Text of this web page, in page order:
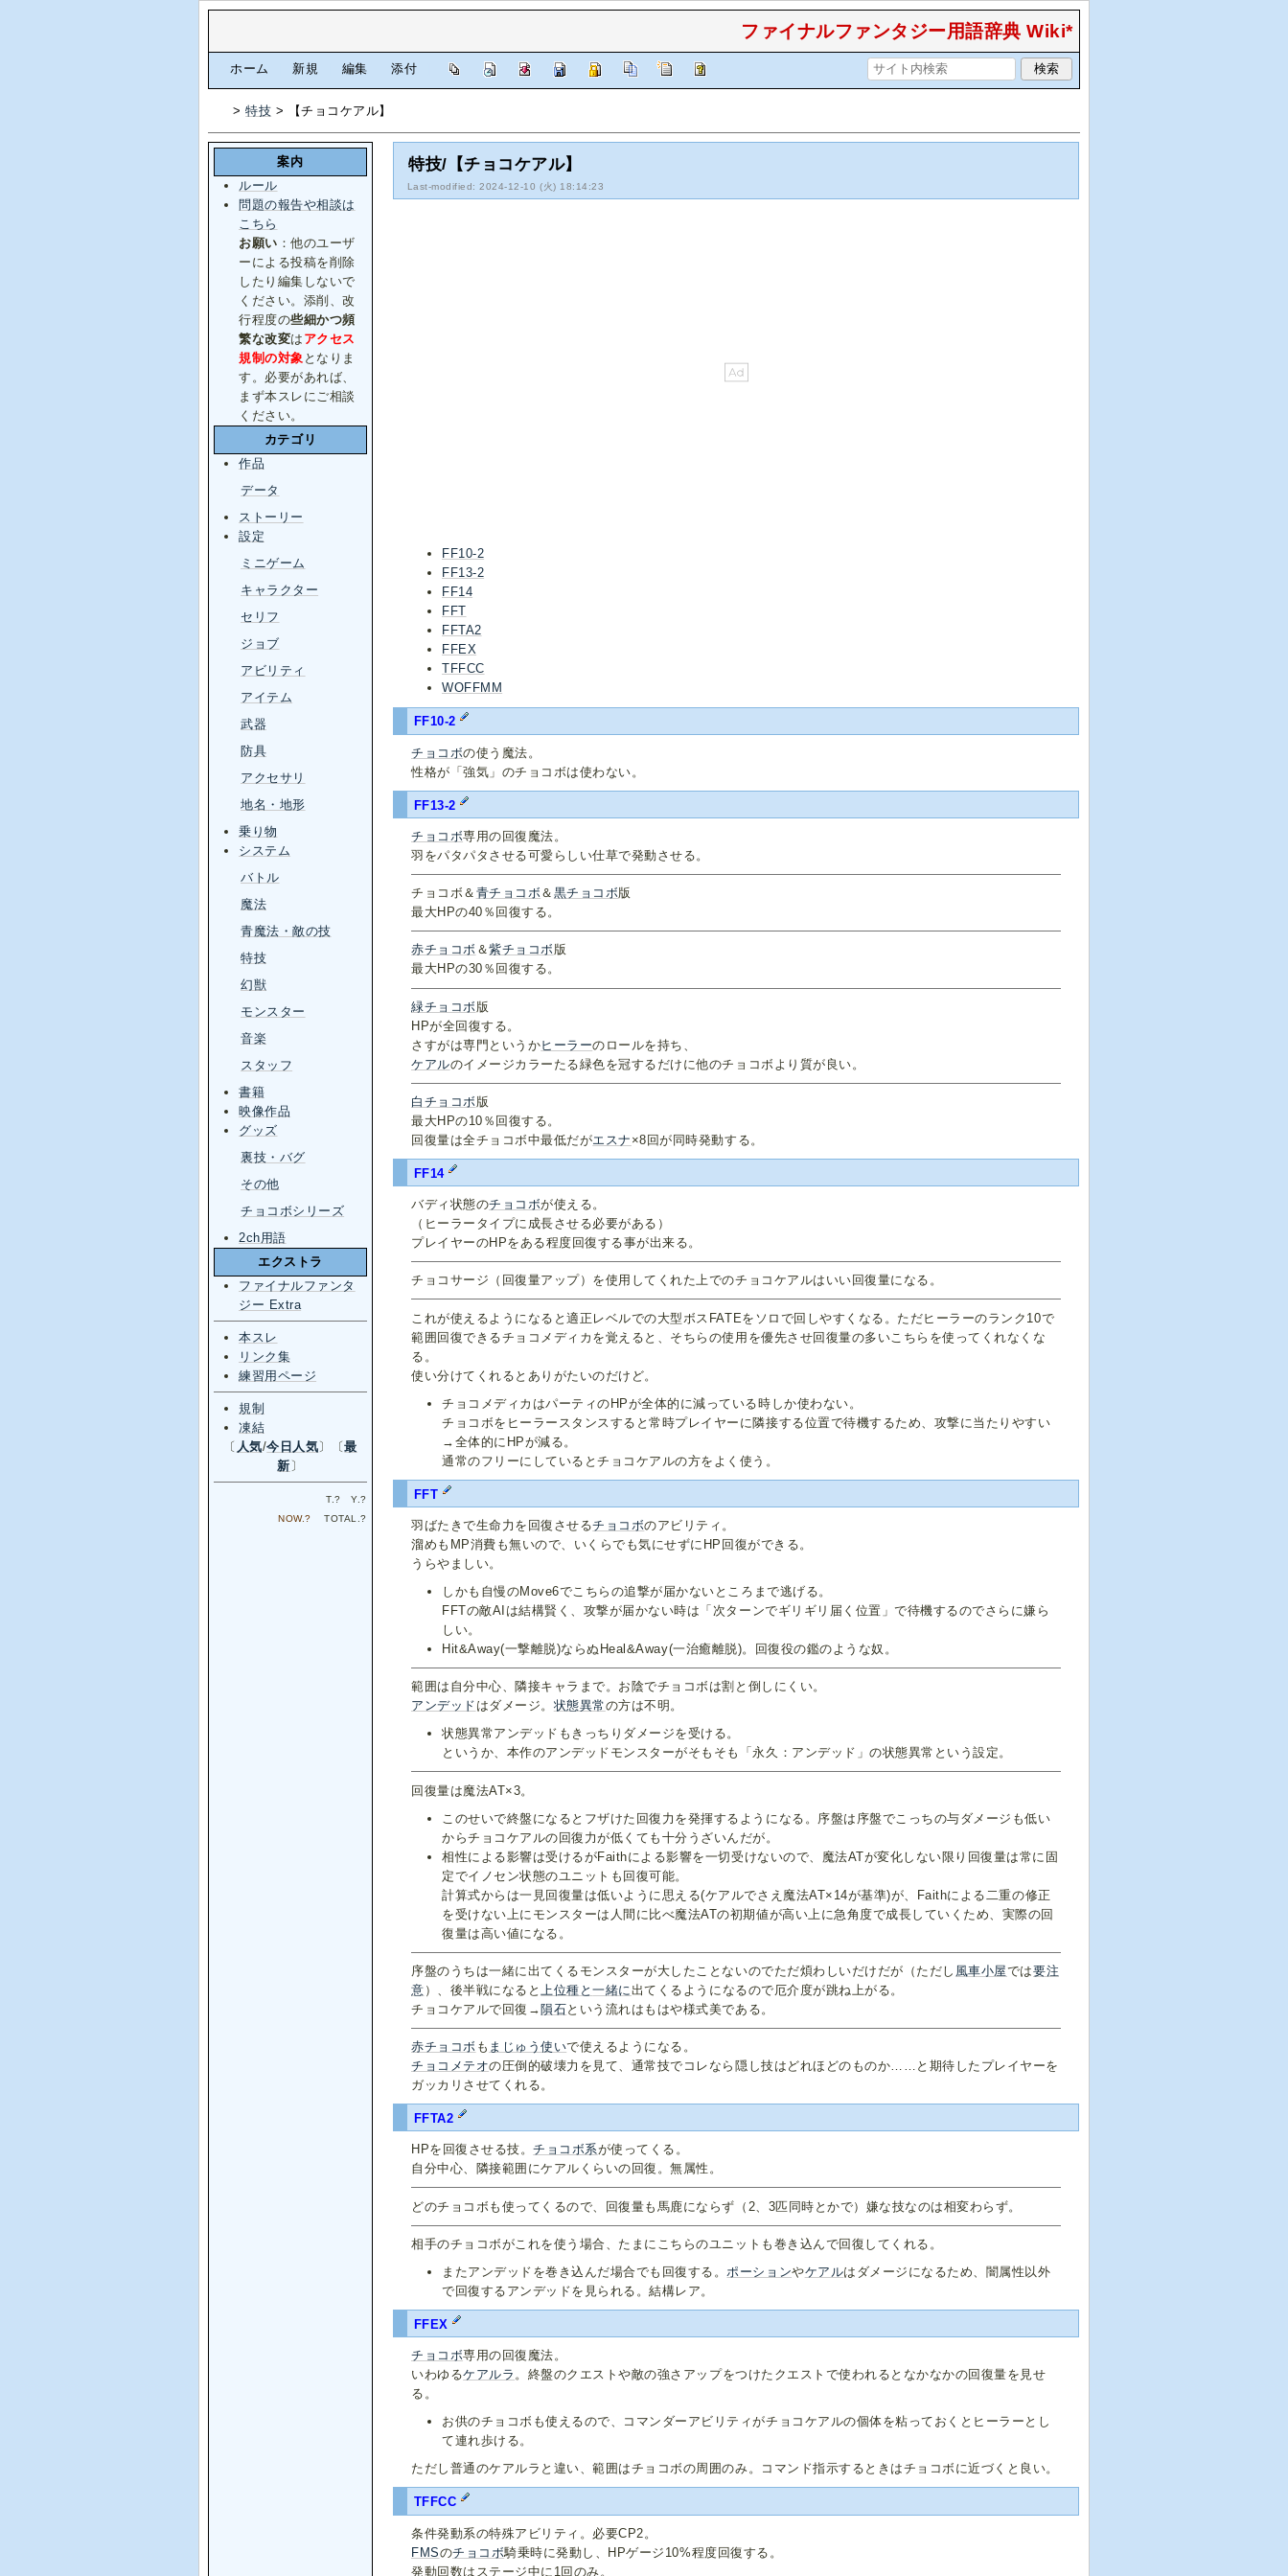
ファイナルファンタジー用語辞典 Wiki*
ホーム 新規 編集 添付
>特技 > 【チョコケアル】
特技/【チョコケアル】
Last-modified: 2024-12-10 (火) 18:14:23
FF10-2
FF13-2
FF14
FFT
FFTA2
FFEX
TFFCC
WOFFMM
FF10-2
チョコボの使う魔法。
性格が「強気」のチョコボは使わない。
FF13-2
チョコボ専用の回復魔法。
羽をパタパタさせる可愛らしい仕草で発動させる。
チョコボ＆ 青チョコボ＆ 黒チョコボ版
最大HPの40％回復する。
赤チョコボ ＆紫チョコボ 版
最大HPの30％回復する。
緑チョコボ 版
HPが全回復する。
さすがは専門というかヒーラーのロールを持ち、
ケアルのイメージカラーたる緑色を冠するだけに他のチョコボより質が良い。
白チョコボ 版
最大HPの10％回復する。
回復量は全チョコボ中最低だがエスナ ×8回が同時発動する。
FF14
バディ状態のチョコボが使える。
（ヒーラータイプに成長させる必要がある）
プレイヤーのHPをある程度回復する事が出来る。
チョコサージ（回復量アップ）を使用してくれた上でのチョコケアルはいい回復量になる。
これが使えるようになると適正レベルでの大型ボスFATEをソロで回しやすくなる。ただヒーラーのランク10で
範囲回復できるチョコメディカを覚えると、そちらの使用を優先させ回復量の多いこちらを使ってくれなくな
る。
使い分けてくれるとありがたいのだけど。
チョコメディカはパーティのHPが全体的に減っている時しか使わない。
チョコボをヒーラースタンスすると常時プレイヤーに隣接する位置で待機するため、攻撃に当たりやすい
→全体的にHPが減る。
通常のフリーにしているとチョコケアルの方をよく使う。
FFT
羽ばたきで生命力を回復させるチョコボのアビリティ。
溜めもMP消費も無いので、いくらでも気にせずにHP回復ができる。
うらやましい。
しかも自慢のMove6でこちらの追撃が届かないところまで逃げる。
FFTの敵AIは結構賢く、攻撃が届かない時は「次ターンでギリギリ届く位置」で待機するのでさらに嫌ら
しい。
Hit&Away(一撃離脱)ならぬHeal&Away(一治癒離脱)。回復役の鑑のような奴。
範囲は自分中心、隣接キャラまで。お陰でチョコボは割と倒しにくい。
アンデッド はダメージ。 状態異常の方は不明。
状態異常アンデッドもきっちりダメージを受ける。
というか、本作のアンデッドモンスターがそもそも「永久：アンデッド」の状態異常という設定。
回復量は魔法AT×3。
このせいで終盤になるとフザけた回復力を発揮するようになる。序盤は序盤でこっちの与ダメージも低い
からチョコケアルの回復力が低くても十分うざいんだが。
相性による影響は受けるがFaithによる影響を一切受けないので、魔法ATが変化しない限り回復量は常に固
定でイノセン状態のユニットも回復可能。
計算式からは一見回復量は低いように思える(ケアルでさえ魔法AT×14が基準)が、Faithによる二重の修正
を受けない上にモンスターは人間に比べ魔法ATの初期値が高い上に急角度で成長していくため、実際の回
復量は高い値になる。
序盤のうちは一緒に出てくるモンスターが大したことないのでただ煩わしいだけだが（ただし 風車小屋では要注
意 ）、後半戦になると 上位種と一緒に 出てくるようになるので厄介度が跳ね上がる。
チョコケアルで回復→ 隕石という流れはもはや様式美である。
赤チョコボ も まじゅう使いで使えるようになる。
チョコメテオの圧倒的破壊力を見て、通常技でコレなら隠し技はどれほどのものか……と期待したプレイヤーを
ガッカリさせてくれる。
FFTA2
HPを回復させる技。チョコボ系が使ってくる。
自分中心、隣接範囲にケアルくらいの回復。無属性。
どのチョコボも使ってくるので、回復量も馬鹿にならず（2、3匹同時とかで）嫌な技なのは相変わらず。
相手のチョコボがこれを使う場合、たまにこちらのユニットも巻き込んで回復してくれる。
またアンデッドを巻き込んだ場合でも回復する。 ポーションやケアルはダメージになるため、闇属性以外
で回復するアンデッドを見られる。結構レア。
FFEX
チョコボ専用の回復魔法。
いわゆるケアルラ 。終盤のクエストや敵の強さアップをつけたクエストで使われるとなかなかの回復量を見せ
る。
お供のチョコボも使えるので、コマンダーアビリティがチョコケアルの個体を粘っておくとヒーラーとし
て連れ歩ける。
ただし普通のケアルラと違い、範囲はチョコボの周囲のみ。コマンド指示するときはチョコボに近づくと良い。
TFFCC
条件発動系の特殊アビリティ。必要CP2。
FMSのチョコボ騎乗時に発動し、HPゲージ10%程度回復する。
発動回数はステージ中に1回のみ。
案内
ルール
問題の報告や相談は
こちら
お願い ：他のユーザ
ーによる投稿を削除
したり編集しないで
ください。添削、改
行程度の些細かつ頻
繁な改変は アクセス
規制の対象 となりま
す。必要があれば、
まず本スレにご相談
ください。
カテゴリ
作品
データ
ストーリー
設定
ミニゲーム
キャラクター
セリフ
ジョブ
アビリティ
アイテム
武器
防具
アクセサリ
地名・地形
乗り物
システム
バトル
魔法
青魔法・敵の技
特技
幻獣
モンスター
音楽
スタッフ
書籍
映像作品
グッズ
裏技・バグ
その他
チョコボシリーズ
2ch用語
エクストラ
ファイナルファンタ
ジー Extra
本スレ
リンク集
練習用ページ
規制
凍結
〔 人気/今日人気〕〔最
新〕
T.? Y.?
NOW.? TOTAL.?